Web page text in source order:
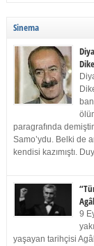
Sinema
paragrafında
Samo’ydu. Belki de
kendisi kazımıştı.
9
yaşayan tarihçisi